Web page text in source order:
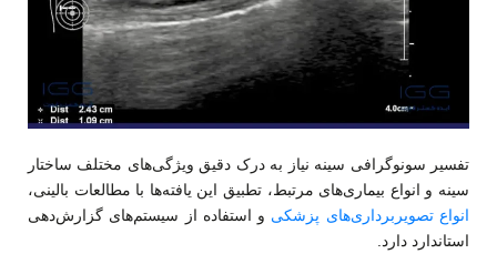
تفسیر سونوگرافی سینه نیاز به درک دقیق ویژگی‌های مختلف ساختار
سینه و انواع بیماری‌های مرتبط، تطبیق این یافته‌ها با مطالعات بالینی،
انواع تصویربرداری‌های پزشکی و استفاده از سیستم‌های گزارش‌دهی
استاندارد دارد.